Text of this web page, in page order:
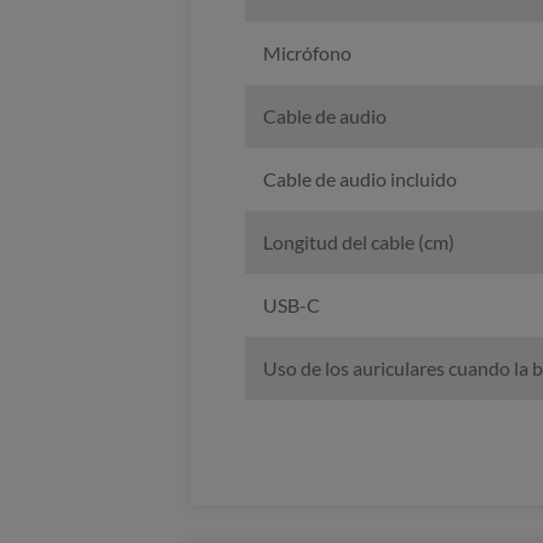
Micrófono
Cable de audio
Cable de audio incluido
Longitud del cable (cm)
USB-C
Uso de los auriculares cuando la